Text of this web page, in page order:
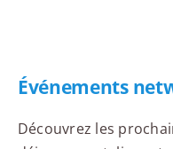
Événements
Découvrez les